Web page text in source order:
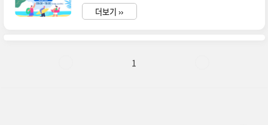
놀이를 즐길 수 있는 방법, 지금 확인해 보시죠! 무
더위를 확 날려 버릴 한강 수영장. 물놀이장으로 렛
안내 🏖️ 한강 수영장 운영장소수영장 3개소물놀
더보기 ››
1